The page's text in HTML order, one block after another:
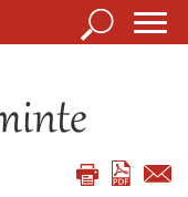
Căutare